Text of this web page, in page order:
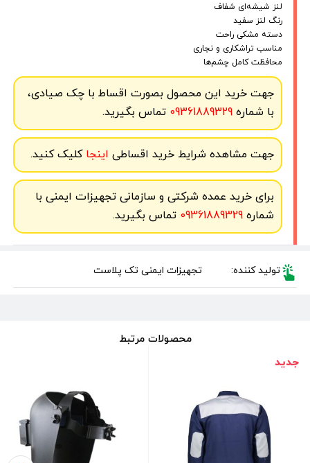
لنز شیشه‌ای شفاف
رنگ لنز سفید
دسته مشکی راحت
مناسب تراشکاری و نجاری
محافظت کامل چشم‌ها
جهت خرید این محصول بصورت اقساط با چک صیادی،
با شماره09361889329 تماس بگیرید.
جهت مشاهده شرایط خرید اقساطی اینجاکلیک کنید.
برای خرید عمده شرکتی و سازمانی تجهیزات ایمنی با
شماره09361889329 تماس بگیرید.
تولید کننده: تجهیزات ایمنی تک پلاست
محصولات مرتبط
جدید